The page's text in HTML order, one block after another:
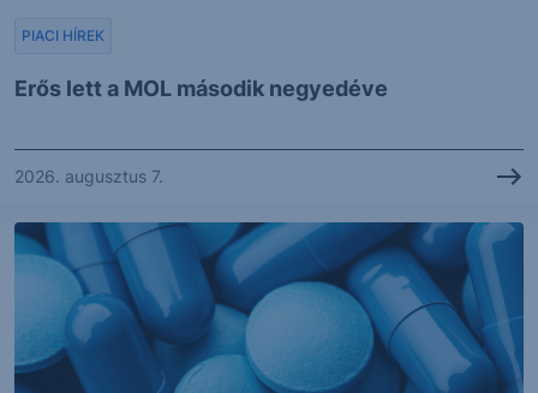
Erős lett a MOL második negyedéve
PIACI HÍREK
2026. augusztus 7.